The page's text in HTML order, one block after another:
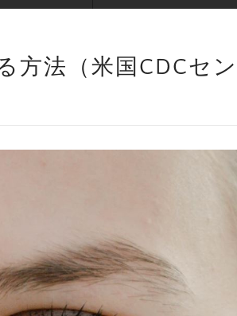
方法（米国CDCセ